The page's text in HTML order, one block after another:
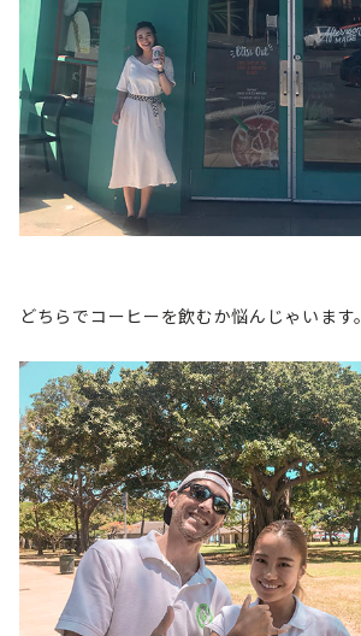
どちらでコーヒーを飲むか悩んじゃいます。